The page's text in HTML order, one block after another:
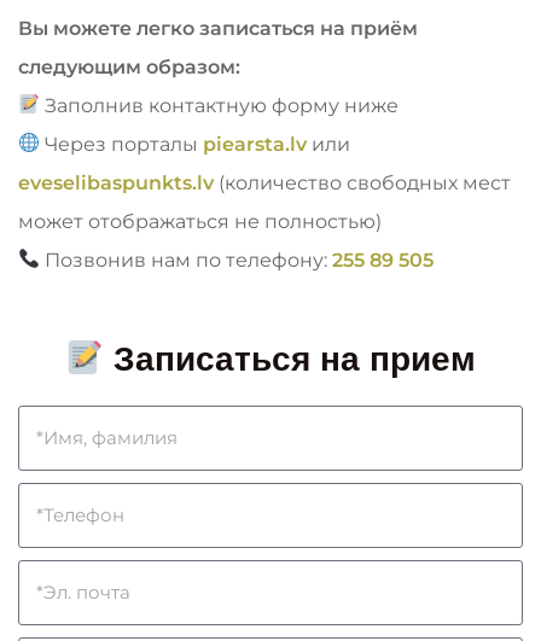
Вы можете легко записаться на приём
следующим образом:
Заполнив контактную форму ниже
Через порталы piearsta.lv или
eveselibaspunkts.lv (количество свободных мест
может отображаться не полностью)
Позвонив нам по телефону:255 89 505
Записаться на прием